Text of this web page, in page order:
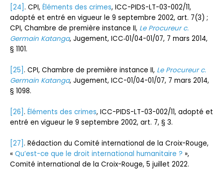
[24] . CPI, Éléments des crimes, ICC-PIDS-LT-03-002/11,
adopté et entré en vigueur le 9 septembre 2002, art. 7(3) ;
CPI, Chambre de première instance II, Le Procureur c.
Germain Katanga, Jugement, ICC‑01/04-01/07, 7 mars 2014,
§ 1101.
[25] . CPI, Chambre de première instance II, Le Procureur c.
Germain Katanga, Jugement, ICC-01/04-01/07, 7 mars 2014,
§ 1098.
[26] . Éléments des crimes, ICC-PIDS-LT-03-002/11, adopté et
entré en vigueur le 9 septembre 2002, art. 7, § 3.
[27] . Rédaction du Comité international de la Croix-Rouge,
« Qu’est-ce que le droit international humanitaire ? »,
Comité international de la Croix-Rouge, 5 juillet 2022.